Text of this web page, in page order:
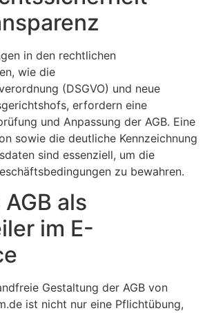
in den rechtlichen
wie die
(DSGVO) und neue
erfordern eine
und Anpassung der AGB. Eine
sowie die deutliche Kennzeichnung
sind essenziell, um die
zu bewahren.
als
im E-
Gestaltung der AGB von
ist nicht nur eine Pflichtübung,